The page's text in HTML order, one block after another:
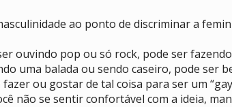
ao ponto de discriminar a
ouvindo pop ou só rock, pode ser
uma balada ou sendo caseiro, pode ser
ou gostar de tal coisa para ser um
não se sentir confortável com a ideia,